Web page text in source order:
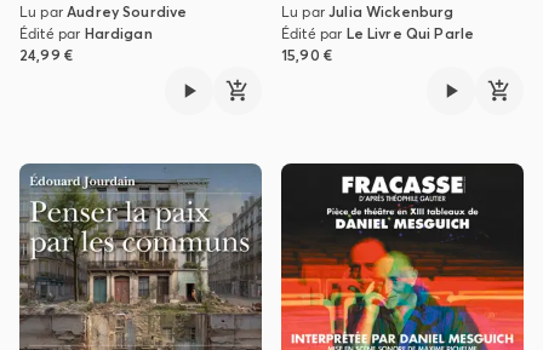
Lu parAudrey Sourdive
Édité par Hardigan
24,99 €
Lu parJulia Wickenburg
Édité par Le Livre Qui Parle
15,90 €